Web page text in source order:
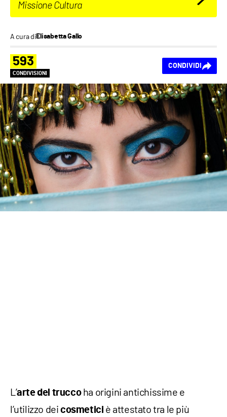
Missione Cultura
A cura diElisabetta Gallo
593
CONDIVISIONI
CONDIVIDI
L’arte del truccoha origini antichissime e
l’utilizzo dei cosmetici è attestato tra le più